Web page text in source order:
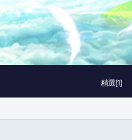
精選[1]